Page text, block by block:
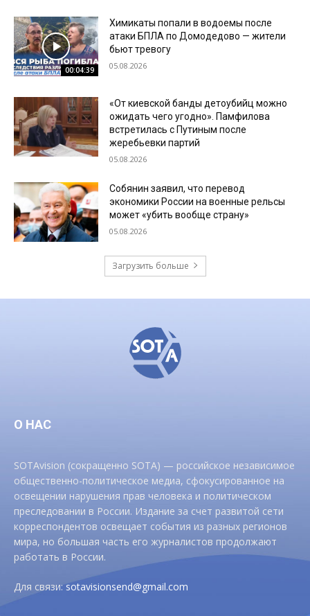
00:04:39
Химикаты попали в водоемы после
атаки БПЛА по Домодедово — жители
бьют тревогу
05.08.2026
«От киевской банды детоубийц можно
ожидать чего угодно». Памфилова
встретилась с Путиным после
жеребьевки партий
05.08.2026
Собянин заявил, что перевод
экономики России на военные рельсы
может «убить вообще страну»
05.08.2026
Загрузить больше
О НАС
SOTAvision (сокращенно SOTA) — российское независимое
общественно-политическое медиа, сфокусированное на
освещении нарушения прав человека и политическом
преследовании в России. Издание за счет развитой сети
корреспондентов освещает события из разных регионов
мира, но большая часть его журналистов продолжают
работать в России.
Для связи:sotavisionsend@gmail.com